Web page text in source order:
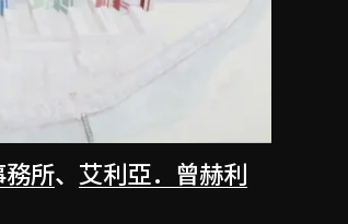
務所、艾利亞．曾赫利